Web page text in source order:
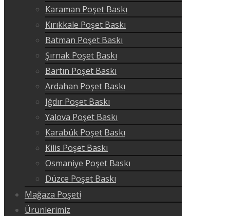
Karaman Poşet Baskı
Kırıkkale Poşet Baskı
Batman Poşet Baskı
Şırnak Poşet Baskı
Bartın Poşet Baskı
Ardahan Poşet Baskı
Iğdır Poşet Baskı
Yalova Poşet Baskı
Karabük Poşet Baskı
Kilis Poşet Baskı
Osmaniye Poşet Baskı
Düzce Poşet Baskı
Mağaza Poşeti
Ürünlerimiz